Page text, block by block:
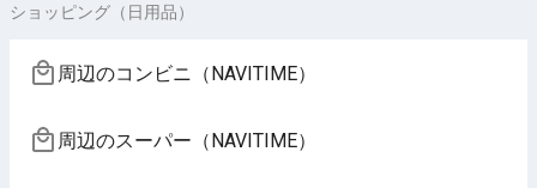
ショッピング（日用品）
周辺のコンビニ（NAVITIME）
周辺のスーパー（NAVITIME）